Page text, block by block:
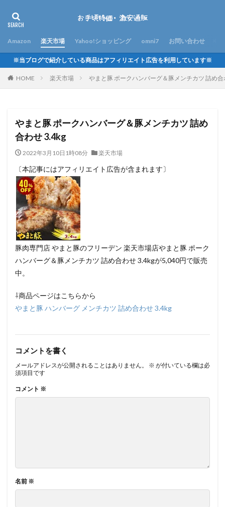
Amazon 楽天市場 Yahoo!ショッピング omni7 お問い合わせ
※当ブログで紹介している商品はアフィリエイト広告を利用しています※
HOME 楽天市場 やまと豚 ポークハンバーグ＆豚メンチカツ 詰め合
やまと豚 ポークハンバーグ＆豚メンチカツ 詰め
合わせ 3.4kg
2022年3月10日1時08分 楽天市場
〔本記事にはアフィリエイト広告が含まれます〕
豚肉専門店 やまと豚のフリーデン 楽天市場店やまと豚 ポーク
ハンバーグ＆豚メンチカツ 詰め合わせ 3.4kgが5,040円で販売
中。
⇩商品ページはこちらから
やまと豚 ハンバーグ メンチカツ 詰め合わせ 3.4kg
コメントを書く
メールアドレスが公開されることはありません。 ※ が付いている欄は必
須項目です
コメント ※
名前 ※